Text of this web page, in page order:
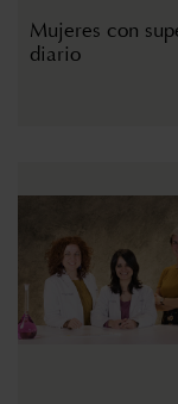
Mujeres con
diario